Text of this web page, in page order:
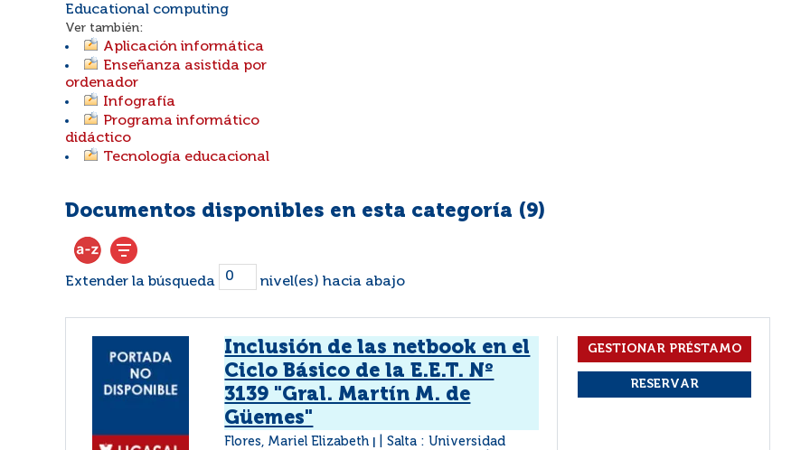
Educational computing
Ver también:
Aplicación informática
Enseñanza asistida por
ordenador
Infografía
Programa informático
didáctico
Tecnología educacional
Documentos disponibles en esta categoría (9)
Extender la búsqueda nivel(es) hacia abajo
Inclusión de las netbook en el
Ciclo Básico de la E.E.T. Nº
3139 "Gral. Martín M. de
Güemes"
Flores, Mariel Elizabeth
Salta : Universidad